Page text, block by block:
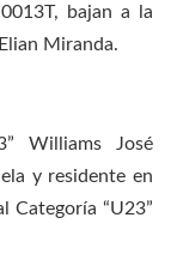
bajan a la
Miranda.
Williams José
y residente en
Categoría “U23”